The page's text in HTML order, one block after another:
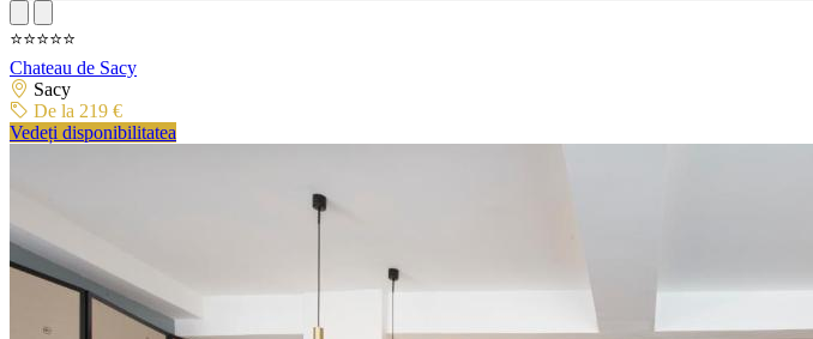
⭐⭐⭐⭐⭐
Chateau de Sacy
Sacy
De la 219 €
Vedeți disponibilitatea